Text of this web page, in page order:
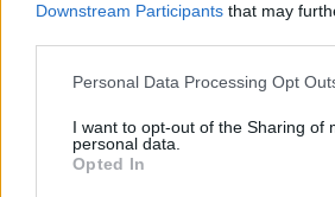
Downstream Participants that may
Personal Data Processing Opt
I want to opt-out of the Sharing of
personal data.
Opted In
asegura su clasificaciión para la
Escribir un comentario